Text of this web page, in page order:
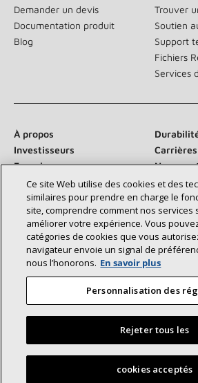
Demander un devis
Documentation produit
Blog
Trouver
Soutien
Support
Fichiers
Services
À propos
Investisseurs
Carrières
Fournisseurs
Nous
Salle de presse
Communiquez avec nous :
©2026 Lennox International Inc.
Déclaration d’accessibilité
Conditions générales
Ce site Web utilise des cookies et des
similaires pour prendre en charge le
site, comprendre comment nos services
améliorer votre expérience. Vous
catégories de cookies que vous
navigateur envoie un signal de
nous l’honorons. En savoir plus
Personnalisation des
Rejeter tous les
cookies acceptés